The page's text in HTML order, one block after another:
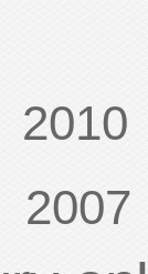
2010
2007